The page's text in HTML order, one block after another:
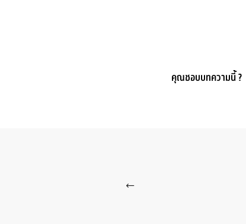
คุณชอบบทความนี้ ?